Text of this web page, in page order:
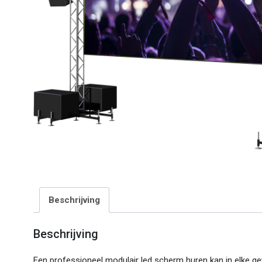
Beschrijving
Beschrijving